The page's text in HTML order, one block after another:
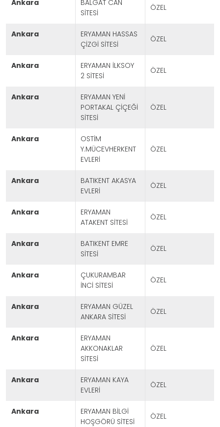
Projeleri Görmek İçin Tıklayınız
ankara
BALGAT CAN
SİTESİ
ÖZEL
ankara
ERYAMAN HASSAS
ÇİZGİ SİTESİ
ÖZEL
ankara
ERYAMAN İLKSOY
2 SİTESİ
ÖZEL
ankara
ERYAMAN YENİ
PORTAKAL ÇİÇEĞİ
SİTESİ
ÖZEL
ankara
OSTİM
Y.MÜCEVHERKENT
EVLERİ
ÖZEL
ankara
BATIKENT AKASYA
EVLERİ
ÖZEL
ankara
ERYAMAN
ATAKENT SİTESİ
ÖZEL
ankara
BATIKENT EMRE
SİTESİ
ÖZEL
ankara
ÇUKURAMBAR
İNCİ SİTESİ
ÖZEL
ankara
ERYAMAN GÜZEL
ANKARA SİTESİ
ÖZEL
ankara
ERYAMAN
AKKONAKLAR
SİTESİ
ÖZEL
ankara
ERYAMAN KAYA
EVLERİ
ÖZEL
ankara
ERYAMAN BİLGİ
HOŞGÖRÜ SİTESİ
ÖZEL